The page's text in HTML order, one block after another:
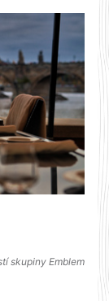
skupiny Emblem